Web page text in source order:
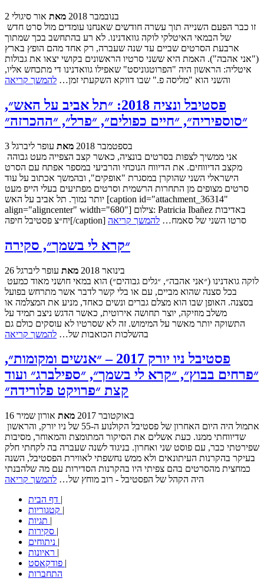
2 בנובמבר 2018 מאת אור סיגולי
של הבמאי האיטלקי לוקה גוואדנינו. לא רע בהתחשב בכך שמתוך
ארבעת הסרטים שביים עד שנה שעברה, רק אחד מהם הופץ בארץ
("אני אהבה"). האמת היא ששני סרטיו הראשונים בקושי יצאו את גבולות
איטליה: הראשון היה "הפרוטגוניסט" שאפילו גוואדנינו די מתכחש אליו,
והשני הוא "מליסה פ." שבו דווקא השקעתי זמן… להמשך קריאה
פסטיבל ונציה 2018: ״תל אביב על האש״,
״סוספיריה״, ״חיים כפולים״, ״פרל״, ״ההכרזה״
3 בספטמבר 2018 מאת עופר ליברגל
מקצב הדיווחים. את הדיווח הנוכחי והרביעי במספר אפתח עם הסרט
הישראלי השני שהוקרן במסגרת "אופקים", ובהמשך אכתוב על עוד
סרטים מצופים מן התחרות הרשמית וסרטים מפתיעים בעלי הייפ מעט
יותר נמוך. תל אביב על האש [caption id="attachment_36314"
align="aligncenter" width="680"] צילום: Patricia Ibañez באדיבות
יח״צ פסטיבל חיפה[/caption] סרטו השני של סאמח… להמשך קריאה
״קרא לי בשמך״, סקירה
26 בינואר 2018 מאת עופר ליברגל
בכל סצנה שהוא מביים, עם או בלי קשר לדבר אשר מתרחש בפועל
בסצנה. האופן שבו הוא מצלם גברים ונשים כאחד, מניע את המצלמה או
משלב מוזיקה, יוצר תחושה אירוטית, כאשר הדגש ניצב תמיד על
התשוקה יותר מאשר על המימוש. זה לא שסרטיו לא עוסקים כולם גם
בהשלכות הכואבות של… להמשך קריאה
פסטיבל ניו יורק 2017 – ״אנשים ומקומות״,
״פרחים בבוץ״, ״קרא לי בשמך״, ״ספילברג״ ועוד
קצת ״פרויקט פלורידה״
16 באוקטובר 2017 מאת אורון שמיר
שדיווחתי ממנו. כעת אשלים את הסיקור המתומצת והמאוחר, מסיבות
שפירטתי כבר, עם פוסט שני ואחרון. בניגוד לשנה שעברה בה לקחתי חלק
בעיקר בהקרנות העיתונאים ולא ממש נחשפתי לאווירת הפסטיבל, השנה
כמחצית מהסרטים בהם צפיתי היו בהקרנות הסדירות עם מה שלהבנתי
היה הקהל של הפסטיבל - רוב מוחץ של… להמשך קריאה
|
|
|
|
|
|
|
התחברות